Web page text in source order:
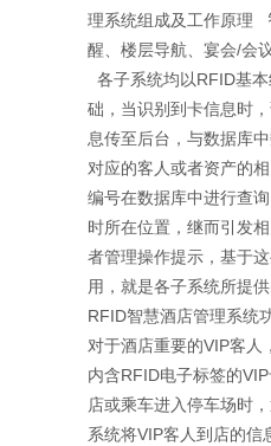
理系统组成及工作原理
醒、楼层导航、宴会/会
各子系统均以RFID基
础，当识别到卡信息时
息传至后台，与数据库
对应的客人或者资产的
编号在数据库中进行查
时所在位置，继而引发
者管理操作提示，基于
用，就是各子系统所提
RFID智慧酒店管理系
对于酒店重要的VIP客人
内含RFID电子标签的
店或乘车进入停车场时
系统将VIP客人到店的信